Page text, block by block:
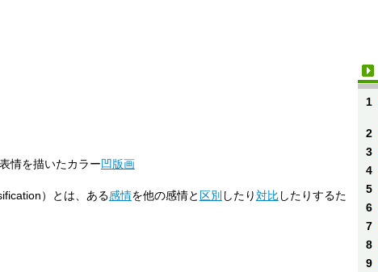
情を描いたカラー凹版画
）とは、ある感情を他の感情と 区別 したり対比したりするた
1
2
3
4
5
6
7
8
9